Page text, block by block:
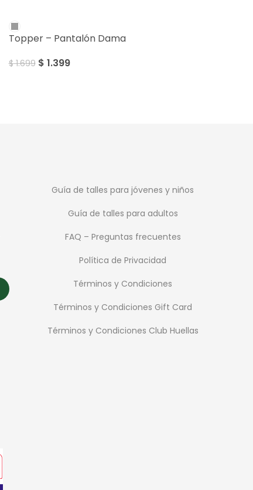
Topper – Pantalón Dama
$1.699 $ 1.399
Guía de talles para jóvenes y niños
Guía de talles para adultos
FAQ – Preguntas frecuentes
Política de Privacidad
Términos y Condiciones
Términos y Condiciones Gift Card
Términos y Condiciones Club Huellas